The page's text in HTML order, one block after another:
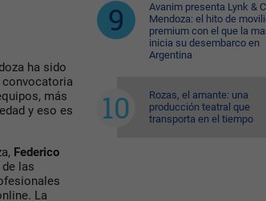
ha sido
convocatoria
más
y eso es
Federico
las
La
Avanim presenta Lynk &
Mendoza: el hito de
premium con el que la
inicia su desembarco en
Argentina
Rozas, el amante: una
producción teatral que
transporta en el tiempo